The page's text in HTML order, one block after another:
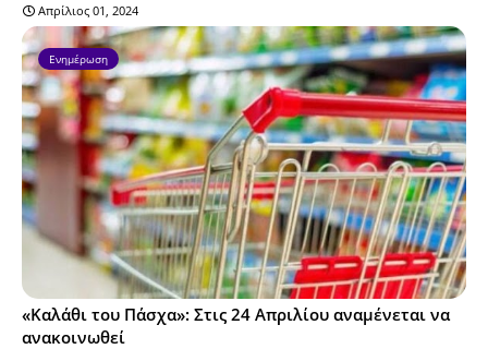
Απρίλιος 01, 2024
Ενημέρωση
«Καλάθι του Πάσχα»: Στις 24 Απριλίου αναμένεται να
ανακοινωθεί